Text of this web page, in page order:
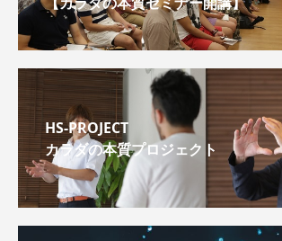
HS-PROJECT
カラダの本質プロジェクト